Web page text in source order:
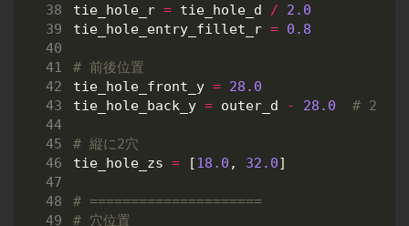
tie_hole_r = tie_hole_d /
2.0
tie_hole_entry_fillet_r = 0.8
# 前後位置
tie_hole_front_y = 28.0
tie_hole_back_y = outer_d - 28.0 #
# 縦に2穴
tie_hole_zs = [18.0 , 32.0]
# =====================
# 穴位置